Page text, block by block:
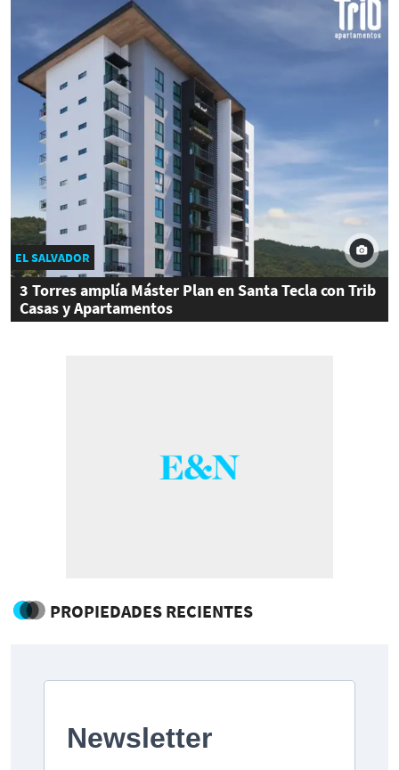
EL SALVADOR
3 Torres amplía Máster Plan en Santa Tecla con Trib
Casas y Apartamentos
PROPIEDADES RECIENTES